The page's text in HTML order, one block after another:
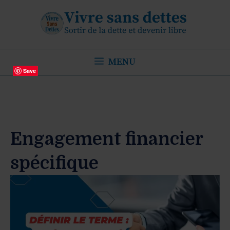
MENU
Engagement financier
spécifique
Save